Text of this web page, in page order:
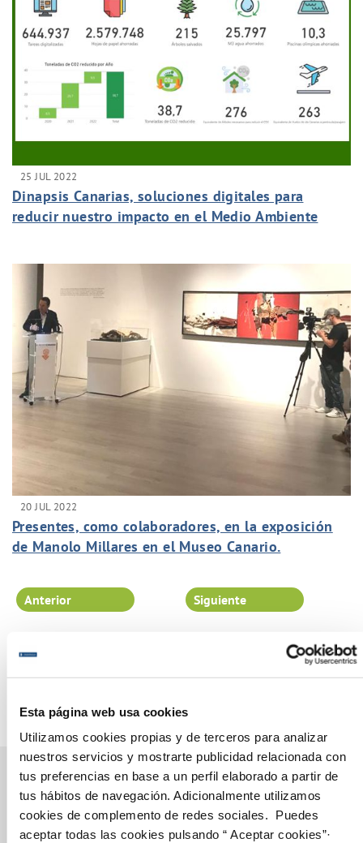
Esta página web usa cookies
Utilizamos cookies propias y de terceros para analizar
nuestros servicios y mostrarte publicidad relacionada con
tus preferencias en base a un perfil elaborado a partir de
tus hábitos de navegación. Adicionalmente utilizamos
cookies de complemento de redes sociales. Puedes
aceptar todas las cookies pulsando “ Aceptar cookies”·
25 JUL 2022
Dinapsis Canarias, soluciones digitales para
reducir nuestro impacto en el Medio Ambiente
20 JUL 2022
Presentes, como colaboradores, en la exposición
de Manolo Millares en el Museo Canario.
Página 27 de 102
Anterior Siguiente
Gestiones Online